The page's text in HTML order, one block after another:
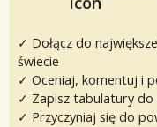
✓ Dołącz do
świecie
✓ Oceniaj, komentuj i
✓ Zapisz tabulatury do
✓ Przyczyniaj się do